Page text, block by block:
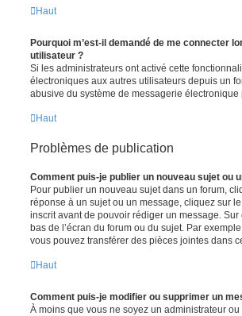
Haut
Pourquoi m’est-il demandé de me connecter
utilisateur ?
Si les administrateurs ont activé cette
électroniques aux autres utilisateurs depuis un
abusive du système de messagerie
Haut
Problèmes de publication
Comment puis-je publier un nouveau sujet ou
Pour publier un nouveau sujet dans un forum,
réponse à un sujet ou un message, cliquez sur
inscrit avant de pouvoir rédiger un message.
bas de l’écran du forum ou du sujet. Par
vous pouvez transférer des pièces jointes dans
Haut
Comment puis-je modifier ou supprimer un
À moins que vous ne soyez un administrateur